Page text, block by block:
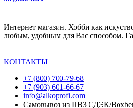
Интернет магазин. Хобби как
любым, удобным для Вас способом.
КОНТАКТЫ
+7 (800) 700-79-68
+7 (903) 601-66-67
info@alkoprofi.com
Самовывоз из ПВЗ СДЭК/